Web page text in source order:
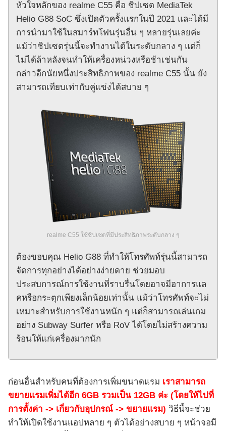
หัวใจหลักของ realme C55 คือ ชิปเซต MediaTek
Helio G88 SoC ซึ่งเปิดตัวครั้งแรกในปี 2021 และได้มี
การนำมาใช้ในสมาร์ทโฟนรุ่นอื่น ๆ หลายรุ่นเลยค่ะ
แม้ว่าชิปเซตรุ่นนี้จะทำงานได้ในระดับกลาง ๆ แต่ก็
ไม่ได้ล้าหลังจนทำให้เครื่องหน่วงหรือช้าเช่นกัน
กล่าวอีกนัยหนึ่งประสิทธิภาพของ realme C55 นั้น ยัง
สามารถเทียบเท่ากับคู่แข่งได้สบาย ๆ
realme C55 ใช้ชิปเซตที่มีประสิทธิภาพระดับกลาง ๆ
ต้องขอบคุณ Helio G88 ที่ทำให้โทรศัพท์รุ่นนี้สามารถ
จัดการทุกอย่างได้อย่างง่ายดาย ช่วยมอบ
ประสบการณ์การใช้งานที่ราบรื่นโดยอาจมีอาการแล
คหรือกระตุกเพียงเล็กน้อยเท่านั้น แม้ว่าโทรศัพท์จะไม่
เหมาะสำหรับการใช้งานหนัก ๆ แต่ก็สามารถเล่นเกม
อย่าง Subway Surfer หรือ RoV ได้โดยไม่สร้างความ
ร้อนให้แก่เครื่องมากนัก
ก่อนอื่นสำหรับคนที่ต้องการเพิ่มขนาดแรม เราสามารถ
ขยายแรมเพิ่มได้อีก 6GB รวมเป็น 12GB ค่ะ (โดยให้ไปที่
การตั้งค่า -> เกี่ยวกับอุปกรณ์ -> ขยายแรม) วิธีนี้จะช่วย
ทำให้เปิดใช้งานแอปหลาย ๆ ตัวได้อย่างสบาย ๆ หน้าจอมี